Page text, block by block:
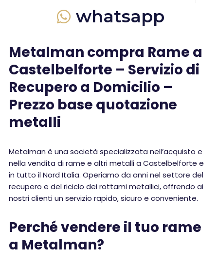
whatsapp
Metalman compra Rame a
Castelbelforte – Servizio di
Recupero a Domicilio –
Prezzo base quotazione
metalli
Metalman è una società specializzata nell’acquisto e
nella vendita di rame e altri metalli a Castelbelforte e
in tutto il Nord Italia. Operiamo da anni nel settore del
recupero e del riciclo dei rottami metallici, offrendo ai
nostri clienti un servizio rapido, sicuro e conveniente.
Perché vendere il tuo rame
a Metalman?